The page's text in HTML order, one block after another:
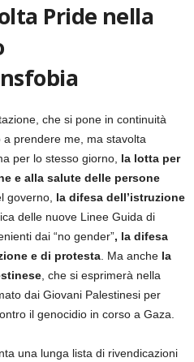
Pride nella
che si pone in continuità
a prendere me, ma stavolta
per lo stesso giorno, la lotta per
e alla salute delle persone
governo, la difesa dell’istruzione
delle nuove Linee Guida di
dai “no gender”, la difesa
e di protesta. Ma anche la
, che si esprimerà nella
dai Giovani Palestinesi per
il genocidio in corso a Gaza.
una lunga lista di rivendicazioni